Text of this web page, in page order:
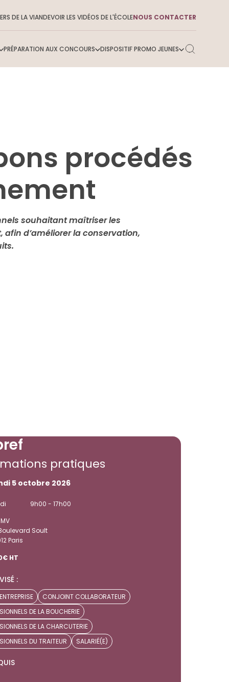
DE LA VIANDEVOIR LES VIDÉOS DE L'ÉCOLENOUS CONTACTER
PRÉPARATION AUX CONCOURS DISPOSITIF PROMO JEUNES
procédés
souhaitant maîtriser les
d’améliorer la conservation,
pratiques
5 octobre 2026
9h00 - 17h00
Soult
Paris
HT
:
CONJOINT COLLABORATEUR
DE LA BOUCHERIE
DE LA CHARCUTERIE
DU TRAITEUR
SALARIÉ(E)